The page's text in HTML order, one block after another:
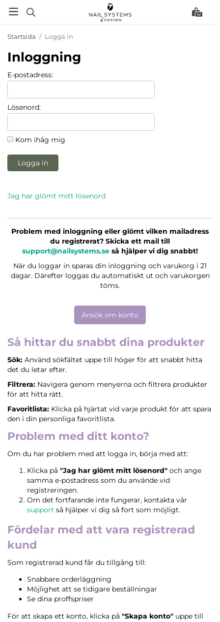
Startsida / Logga in
Inloggning
E-postadress:
Lösenord:
Kom ihåg mig
Logga in
Jag har glömt mitt lösenord
Problem med inloggning eller glömt vilken mailadress
du registrerat? Skicka ett mail till
support@nailsystems.se så hjälper vi dig snabbt!
När du loggar in sparas din inloggning och varukorg i 21
dagar. Därefter loggas du automatiskt ut och varukorgen
töms.
Ansök om konto
Så hittar du snabbt dina produkter
Sök: Använd sökfältet uppe till höger för att snabbt hitta
det du letar efter.
Filtrera: Navigera genom menyerna och filtrera produkter
för att hitta rätt.
Favoritlista: Klicka på hjärtat vid varje produkt för att spara
den i din personliga favoritlista.
Problem med ditt konto?
Om du har problem med att logga in, börja med att:
Klicka på "Jag har glömt mitt lösenord" och ange
samma e-postadress som du använde vid
registreringen.
Om det fortfarande inte fungerar, kontakta vår
support så hjälper vi dig så fort som möjligt.
Fördelar med att vara registrerad
kund
Som registrerad kund får du tillgång till:
Snabbare orderläggning
Möjlighet att se tidigare beställningar
Se dina proffspriser
För att skapa ett konto, klicka på "Skapa konto" uppe till